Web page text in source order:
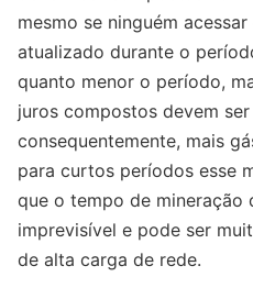
mesmo se ninguém
atualizado durante o
quanto menor o período,
juros compostos devem
consequentemente, mais
para curtos períodos esse
que o tempo de mineração
imprevisível e pode ser
de alta carga de rede.